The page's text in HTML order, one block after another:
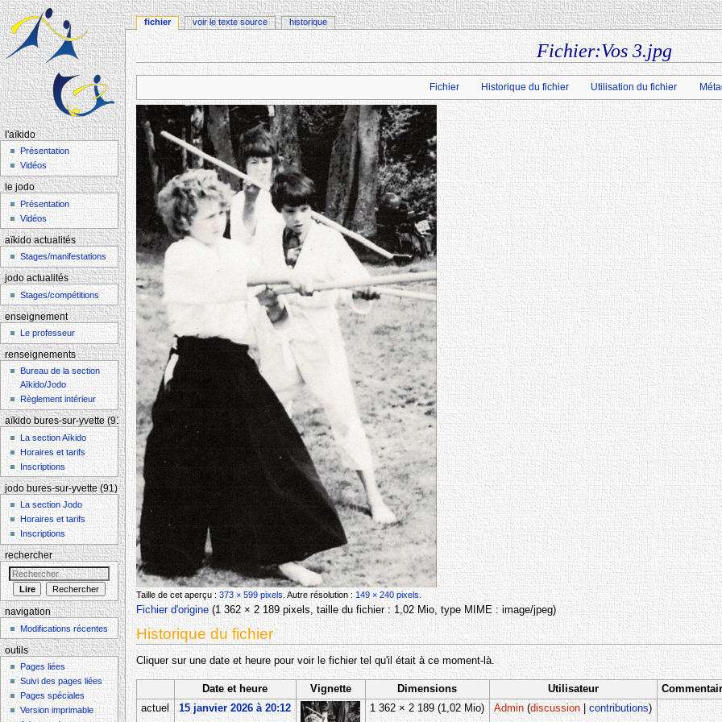
Fichier:Vos 3.jpg
Aller à : navigation,rechercher
Fichier
Historique du fichier Utilisation du fichier
Taille de cet aperçu :373 × 599 pixels. Autre résolution : 149 × 240 pixels.
Fichier d'origine‎(1 362 × 2 189 pixels, taille du fichier : 1,02 Mio, type MIME :image/jpeg)
Historique du fichier
Cliquer sur une date et heure pour voir le fichier tel qu'il était à ce moment-là.
Date et heure Vignette Dimensions Utilisateur
actuel
15 janvier 2026 à 20:12 1 362 × 2 189 (1,02 Mio) Admin (discussion| contributions)
fichier voir le texte source historique
l'aïkido
Présentation
Vidéos
le jodo
Présentation
Vidéos
aïkido actualités
Stages/manifestations
jodo actualités
Stages/compétitions
enseignement
Le professeur
renseignements
Bureau de la section
Aïkido/Jodo
Règlement intérieur
aïkido bures-sur-yvette (91)
La section Aïkido
Horaires et tarifs
Inscriptions
jodo bures-sur-yvette (91)
La section Jodo
Horaires et tarifs
Inscriptions
rechercher
navigation
Modifications récentes
outils
Pages liées
Suivi des pages liées
Pages spéciales
Version imprimable